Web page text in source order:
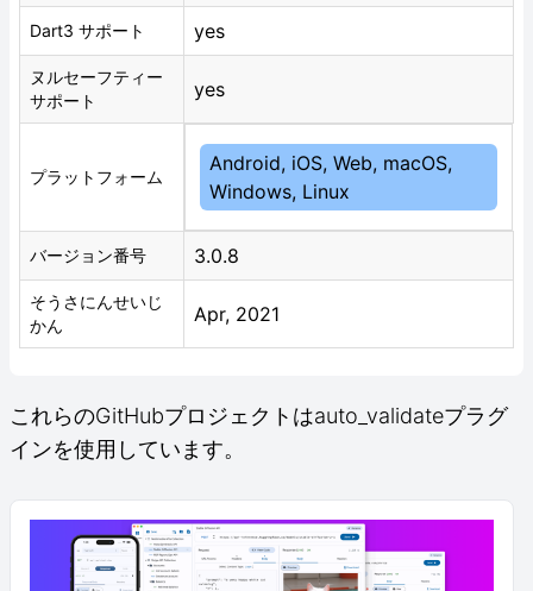
Dart3 サポート yes
ヌルセーフティー
サポート
yes
プラットフォーム
Android, iOS, Web, macOS,
Windows, Linux
バージョン番号 3.0.8
そうさにんせいじ
かん
Apr, 2021
これらのGitHubプロジェクトはauto_validateプラグ
インを使用しています。